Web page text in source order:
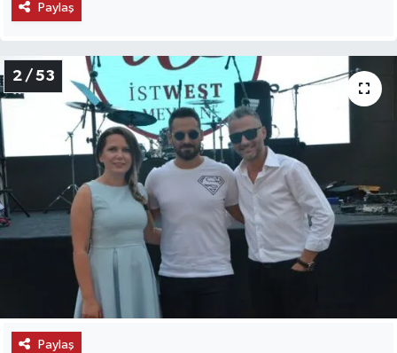
Paylaş
2 / 53
Paylaş